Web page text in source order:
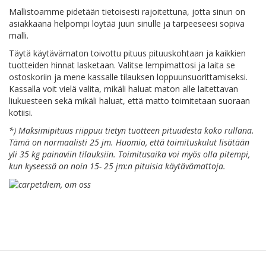
Mallistoamme pidetään tietoisesti rajoitettuna, jotta sinun on
asiakkaana helpompi löytää juuri sinulle ja tarpeeseesi sopiva
malli.
Täytä käytävämaton toivottu pituus pituuskohtaan ja kaikkien
tuotteiden hinnat lasketaan. Valitse lempimattosi ja laita se
ostoskoriin ja mene kassalle tilauksen loppuunsuorittamiseksi.
Kassalla voit vielä valita, mikäli haluat maton alle laitettavan
liukuesteen sekä mikäli haluat, että matto toimitetaan suoraan
kotiisi.
*) Maksimipituus riippuu tietyn tuotteen pituudesta koko rullana.
Tämä on normaalisti 25 jm. Huomio, että toimituskulut lisätään
yli 35 kg painaviin tilauksiin. Toimitusaika voi myös olla pitempi,
kun kyseessä on noin 15- 25 jm:n pituisia käytävämattoja.